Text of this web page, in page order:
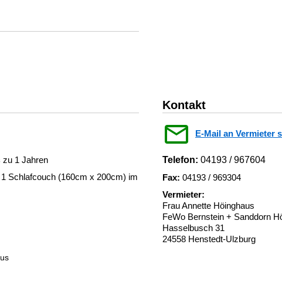
zu 1 Jahren
Schlafcouch (160cm x 200cm) im
Kontakt
E-Mail an Vermieter
Telefon: 04193 / 967604
Fax: 04193 / 969304
Vermieter:
Frau Annette Höinghaus
FeWo Bernstein + Sanddorn
Hasselbusch 31
24558 Henstedt-Ulzburg